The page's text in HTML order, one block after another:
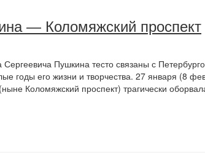
— Коломяжский проспект
Сергеевича Пушкина тесто связаны с
годы его жизни и творчества. 27 января (8
Коломяжский проспект) трагически